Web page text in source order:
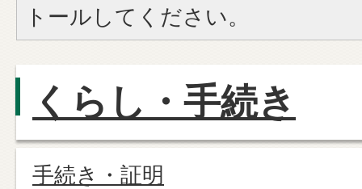
トールしてください。
くらし・手続き
手続き・証明